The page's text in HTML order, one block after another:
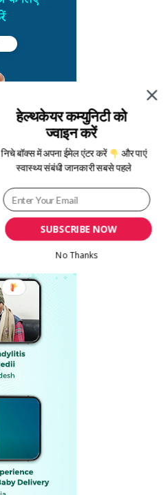
SUBSCRIBE NOW
हेल्थकेयर कम्युनिटी को
ज्वाइन करें
निचे बॉक्स में अपना ईमेल एंटर करें
और पाएं
स्वास्थ्य संबंधी जानकारी सबसे पहले
No Thanks